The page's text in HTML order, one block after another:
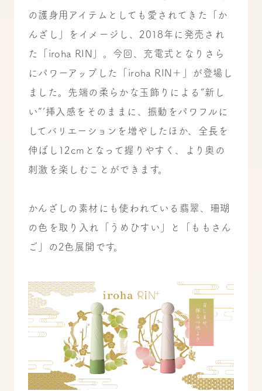
の護身用アイテムとしても愛されてきた「か
んざし」をイメージし、2018年に発売され
た「iroha RIN」。今回、充電式となりさら
にパワーアップした「iroha RIN＋」が登場し
ました。先端の柔らかな玉飾りによる“新し
い”’挿入感をそのままに、振動をパワフルに
してバリエーションを増やしたほか、全長を
伸ばし12cmとなって握りやすく、より奥の
刺激を楽しむことができます。
かんざしの素材にも使われている翡翠、珊瑚
の色を取り入れ「うめひすい」と「ももさん
ご」の2色展開です。